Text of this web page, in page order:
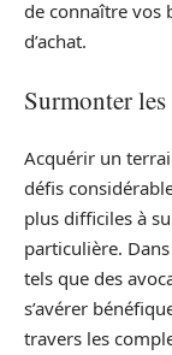
de connaître vos
d’achat.
Surmonter
Acquérir un
défis
plus difficiles à
particulière.
tels que des
s’avérer
travers les